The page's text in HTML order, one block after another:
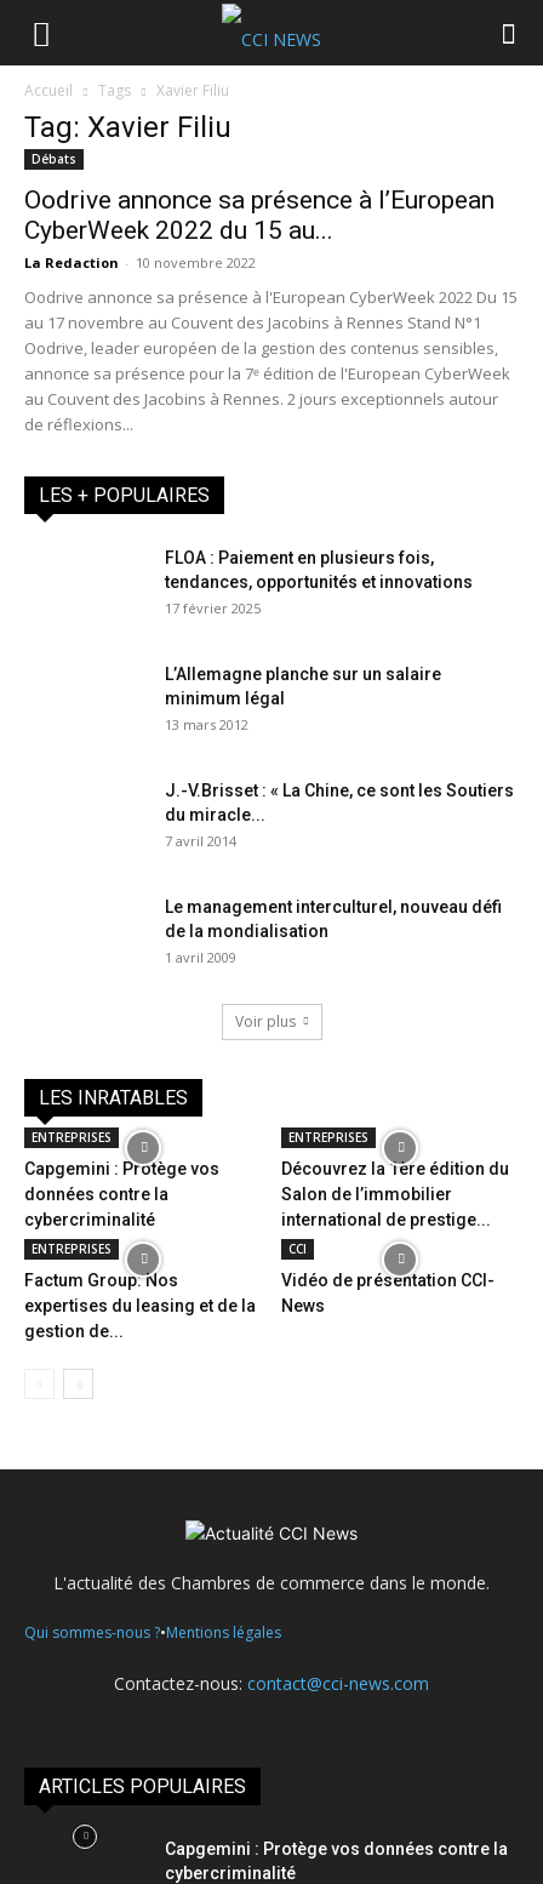
Accueil Tags Xavier Filiu
Tag: Xavier Filiu
Débats
Oodrive annonce sa présence à l’European
CyberWeek 2022 du 15 au...
La Redaction - 10 novembre 2022
Oodrive annonce sa présence à l'European CyberWeek 2022 Du 15
au 17 novembre au Couvent des Jacobins à Rennes Stand N°1
Oodrive, leader européen de la gestion des contenus sensibles,
annonce sa présence pour la 7ᵉ édition de l'European CyberWeek
au Couvent des Jacobins à Rennes. 2 jours exceptionnels autour
de réflexions...
LES + POPULAIRES
FLOA : Paiement en plusieurs fois,
tendances, opportunités et innovations
17 février 2025
L’Allemagne planche sur un salaire
minimum légal
13 mars 2012
J.-V.Brisset : « La Chine, ce sont les Soutiers
du miracle...
7 avril 2014
Le management interculturel, nouveau défi
de la mondialisation
1 avril 2009
Voir plus
LES INRATABLES
ENTREPRISES
Capgemini : Protège vos
données contre la
cybercriminalité
ENTREPRISES
Découvrez la 1ère édition du
Salon de l’immobilier
international de prestige...
ENTREPRISES
Factum Group: Nos
expertises du leasing et de la
gestion de...
CCI
Vidéo de présentation CCI-
News
L'actualité des Chambres de commerce dans le monde.
Qui sommes-nous ?•Mentions légales
Contactez-nous: contact@cci-news.com
ARTICLES POPULAIRES
Capgemini : Protège vos données contre la
cybercriminalité